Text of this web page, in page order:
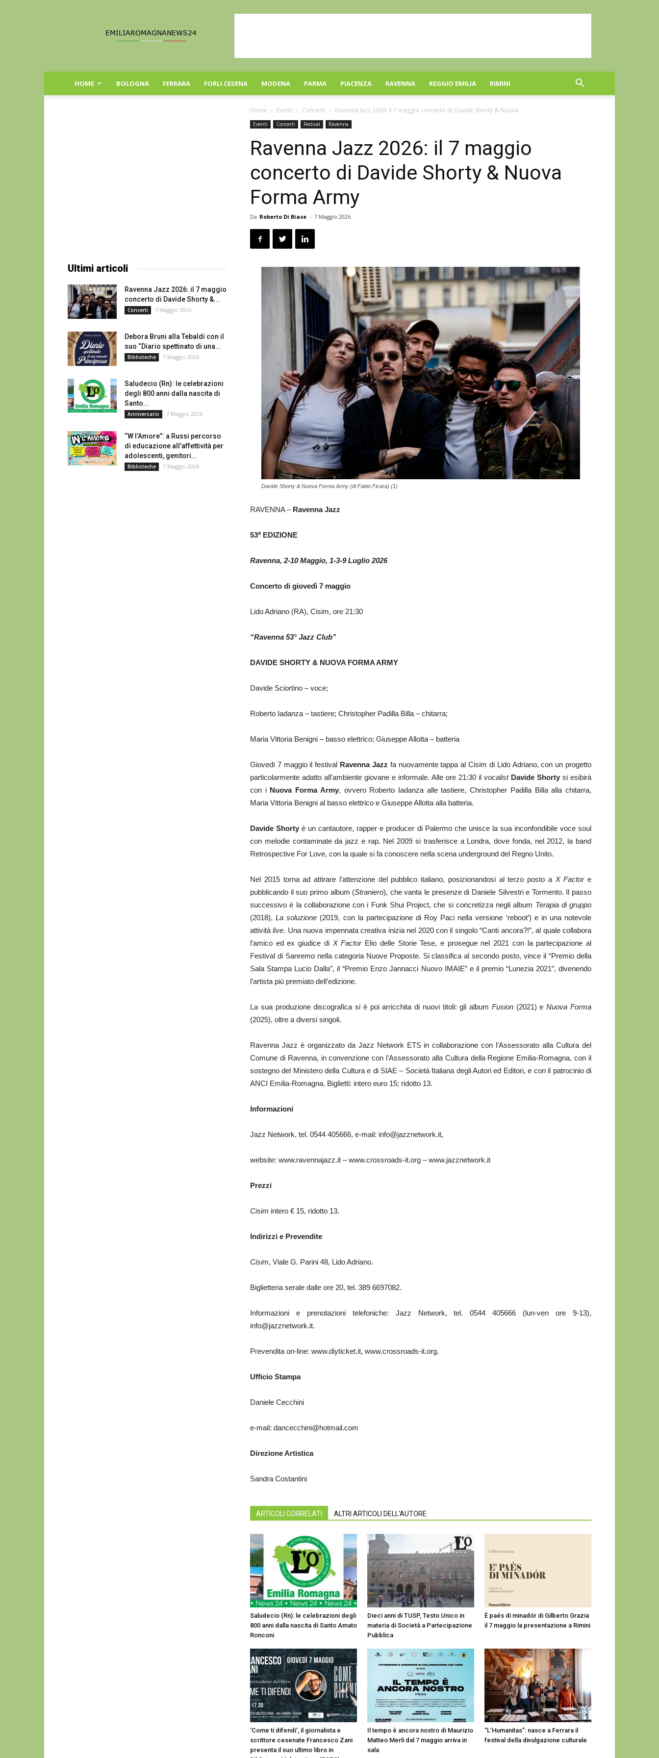
Romagna
HOME BOLOGNA FERRARA FORLI CESENA MODENA PARMA PIACENZA RAVENNA REGGIO EMILIA RIMINI
Home Eventi Concerti Ravenna Jazz 2026: il 7 maggio concerto di Davide Shorty & Nuova...
Eventi Concerti Festival Ravenna
Ravenna Jazz 2026: il 7 maggio
concerto di Davide Shorty & Nuova
Forma Army
Da Roberto Di Biase - 7 Maggio 2026
Davide Shorty & Nuova Forma Army (di Fabio Ficara) (1)
RAVENNA – Ravenna Jazz
53aEDIZIONE
Ravenna, 2-10 Maggio, 1-3-9 Luglio 2026
Concerto di giovedì 7 maggio
Lido Adriano (RA), Cisim, ore 21:30
“Ravenna 53° Jazz Club”
DAVIDE SHORTY & NUOVA FORMA ARMY
Davide Sciortino – voce;
Roberto Iadanza – tastiere; Christopher Padilla Billa – chitarra;
Maria Vittoria Benigni – basso elettrico; Giuseppe Allotta – batteria
Giovedì 7 maggio il festival Ravenna Jazz fa nuovamente tappa al Cisim di Lido Adriano, con un progetto
particolarmente adatto all’ambiente giovane e informale. Alle ore 21:30 il vocalist Davide Shorty si esibirà
con i Nuova Forma Army, ovvero Roberto Iadanza alle tastiere, Christopher Padilla Billa alla chitarra,
Maria Vittoria Benigni al basso elettrico e Giuseppe Allotta alla batteria.
Davide Shorty è un cantautore, rapper e producer di Palermo che unisce la sua inconfondibile voce soul
con melodie contaminate da jazz e rap. Nel 2009 si trasferisce a Londra, dove fonda, nel 2012, la band
Retrospective For Love, con la quale si fa conoscere nella scena underground del Regno Unito.
Nel 2015 torna ad attirare l’attenzione del pubblico italiano, posizionandosi al terzo posto a X Factore
pubblicando il suo primo album (Straniero), che vanta le presenze di Daniele Silvestri e Tormento. Il passo
successivo è la collaborazione con i Funk Shui Project, che si concretizza negli album Terapia di gruppo
(2018),La soluzione (2019, con la partecipazione di Roy Paci nella versione ‘reboot’) e in una notevole
attivitàlive. Una nuova impennata creativa inizia nel 2020 con il singolo “Canti ancora?!”, al quale collabora
l’amico ed ex giudice di X FactorElio delle Storie Tese, e prosegue nel 2021 con la partecipazione al
Festival di Sanremo nella categoria Nuove Proposte. Si classifica al secondo posto, vince il “Premio della
Sala Stampa Lucio Dalla”, il “Premio Enzo Jannacci Nuovo IMAIE” e il premio “Lunezia 2021”, divenendo
l’artista più premiato dell’edizione.
La sua produzione discografica si è poi arricchita di nuovi titoli: gli album Fusion(2021) eNuova Forma
(2025), oltre a diversi singoli.
Ravenna Jazz è organizzato da Jazz Network ETS in collaborazione con l’Assessorato alla Cultura del
Comune di Ravenna, in convenzione con l’Assessorato alla Cultura della Regione Emilia-Romagna, con il
sostegno del Ministero della Cultura e di SIAE – Società Italiana degli Autori ed Editori, e con il patrocinio di
ANCI Emilia-Romagna. Biglietti: intero euro 15; ridotto 13.
Informazioni
Jazz Network, tel. 0544 405666, e-mail: info@jazznetwork.it,
website: www.ravennajazz.it – www.crossroads-it.org – www.jazznetwork.it
Prezzi
Cisim intero € 15, ridotto 13.
Indirizzi e Prevendite
Cisim, Viale G. Parini 48, Lido Adriano.
Biglietteria serale dalle ore 20, tel. 389​ ​6697082.
Informazioni e prenotazioni telefoniche: Jazz Network, tel. 0544 405666 (lun-ven ore 9-13),
info@jazznetwork.it.
Prevendita on-line: www.diyticket.it, www.crossroads-it.org.
Ufficio Stampa
Daniele Cecchini
e-mail: dancecchini@hotmail.com
Direzione Artistica
Sandra Costantini
ARTICOLI CORRELATI ALTRI ARTICOLI DELL'AUTORE
Saludecio (Rn): le celebrazioni degli
800 anni dalla nascita di Santo Amato
Ronconi
Dieci anni di TUSP, Testo Unico in
materia di Società a Partecipazione
Pubblica
È paés di minadór di Gilberto Grazia
il 7 maggio la presentazione a Rimini
‘Come ti difendi’, il giornalista e
scrittore cesenate Francesco Zani
presenta il suo ultimo libro in
Il tempo è ancora nostro di Maurizio
Matteo Merli dal 7 maggio arriva in
sala
“L’Humanitas”: nasce a Ferrara il
festival della divulgazione culturale
Ultimi articoli
Ravenna Jazz 2026: il 7 maggio
concerto di Davide Shorty &...
Concerti 7 Maggio 2026
Debora Bruni alla Tebaldi con il
suo “Diario spettinato di una...
Biblioteche 7 Maggio 2026
Saludecio (Rn): le celebrazioni
degli 800 anni dalla nascita di
Santo...
Anniversario 7 Maggio 2026
“W l’Amore”: a Russi percorso
di educazione all’affettività per
adolescenti, genitori...
Biblioteche 7 Maggio 2026